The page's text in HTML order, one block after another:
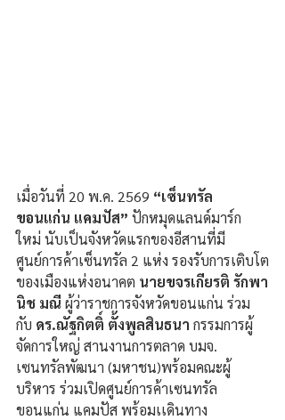
เมื่อวันที่ 20 พ.ค. 2569 “เซ็นทรัล
ขอนแก่น แคมปัส” ปักหมุดแลนด์มาร์ก
ใหม่ นับเป็นจังหวัดแรกของอีสานที่มี
ศูนย์การค้าเซ็นทรัล 2 แห่ง รองรับการเติบโต
ของเมืองแห่งอนาคต นายขจรเกียรติ รักพา
นิช มณี ผู้ว่าราชการจังหวัดขอนแก่น ร่วม
กับ ดร.ณัฐกิตติ์ ตั้งพูลสินธนา กรรมการผู้
จัดการใหญ่ สานงานการตลาด บมจ.
เซนทรัลพัฒนา (มหาชน)พร้อมคณะผู้
บริหาร ร่วมเปิดศูนย์การค้าเซนทรัล
ขอนแก่น แคมปัส พร้อมเเดินทาง